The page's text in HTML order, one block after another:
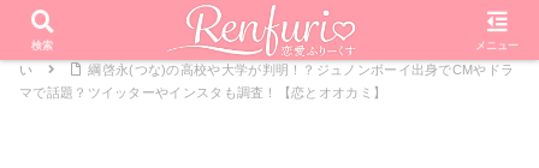
PR
ホーム 恋愛リアリティーショー
オオカミくんには騙されな
い
綱啓永(つな)の高校や大学が判明！？ジュノンボーイ出身でCMやドラ
マで話題？ツイッターやインスタも調査！【恋とオオカミ】
検索 メニュー